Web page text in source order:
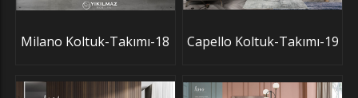
Milano Koltuk-Takımı-18 Capello Koltuk-Takımı-19